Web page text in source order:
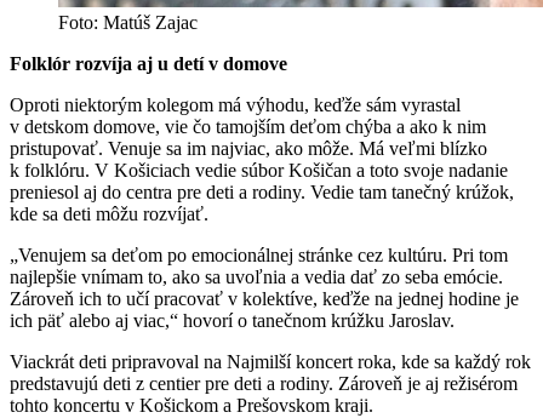
Foto: Matúš Zajac
Folklór rozvíja aj u detí v domove
Oproti niektorým kolegom má výhodu, keďže sám vyrastal
v detskom domove, vie čo tamojším deťom chýba a ako k nim
pristupovať. Venuje sa im najviac, ako môže. Má veľmi blízko
k folklóru. V Košiciach vedie súbor Košičan a toto svoje nadanie
preniesol aj do centra pre deti a rodiny. Vedie tam tanečný krúžok,
kde sa deti môžu rozvíjať.
„Venujem sa deťom po emocionálnej stránke cez kultúru. Pri tom
najlepšie vnímam to, ako sa uvoľnia a vedia dať zo seba emócie.
Zároveň ich to učí pracovať v kolektíve, keďže na jednej hodine je
ich päť alebo aj viac,“ hovorí o tanečnom krúžku Jaroslav.
Viackrát deti pripravoval na Najmilší koncert roka, kde sa každý rok
predstavujú deti z centier pre deti a rodiny. Zároveň je aj režisérom
tohto koncertu v Košickom a Prešovskom kraji.